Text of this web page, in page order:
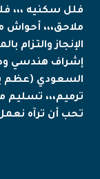
فلل سكنيه ،،،
ملاحق،،،
الإنجاز والتزام
إشراف هندسي
السعودي (عظم
ترميم،،،
تحب أن ترآه